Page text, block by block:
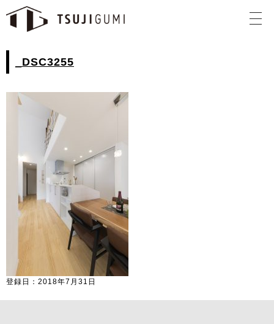
_DSC3255
登録日：2018年7月31日